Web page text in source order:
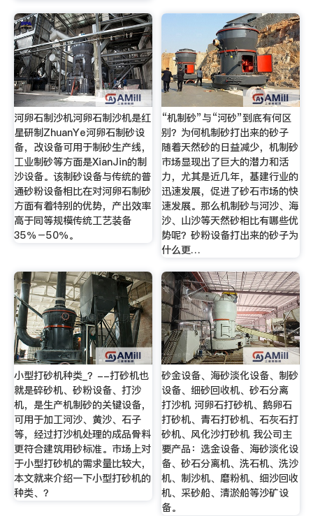
河卵石制沙机河卵石制沙机是红
星研制ZhuanYe河卵石制砂设
备，改设备可用于制砂生产线，
工业制砂等方面是XianJin的制
沙设备。该制砂设备与传统的普
通砂粉设备相比在对河卵石制砂
方面有着特别的优势，产出效率
高于同等规模传统工艺装备
35％－50％。
“机制砂”与“河砂”到底有何区
别？为何机制砂打出来的砂子
随着天然砂的日益减少，机制砂
市场显现出了巨大的潜力和活
力，尤其是近几年，基建行业的
迅速发展，促进了砂石市场的快
速发展。那么机制砂与河沙、海
沙、山沙等天然砂相比有哪些优
势呢？砂粉设备打出来的砂子为
什么更…
小型打砂机种类_？--打砂机也
就是碎砂机、砂粉设备、打沙
机，是生产机制砂的关键设备，
可用于加工河沙、黄沙、石子
等，经过打沙机处理的成品骨料
更符合建筑用砂标准。市场上对
于小型打砂机的需求量比较大，
本文就来介绍一下小型打砂机的
种类、？
砂金设备、海砂淡化设备、制砂
设备、细砂回收机、砂石分离
打沙机 河卵石打砂机、鹅卵石
打砂机、青石打砂机、石灰石打
砂机、风化沙打砂机 我公司主
要产品：选金设备、海砂淡化设
备、砂石分离机、洗石机、洗沙
机、制沙机、磨粉机、细沙回收
机、采砂船、清淤船等沙矿设
备。